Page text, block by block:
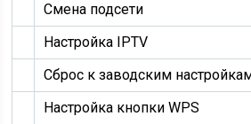
Смена подсети
Настройка IPTV
Сброс к заводским
Настройка кнопки WPS